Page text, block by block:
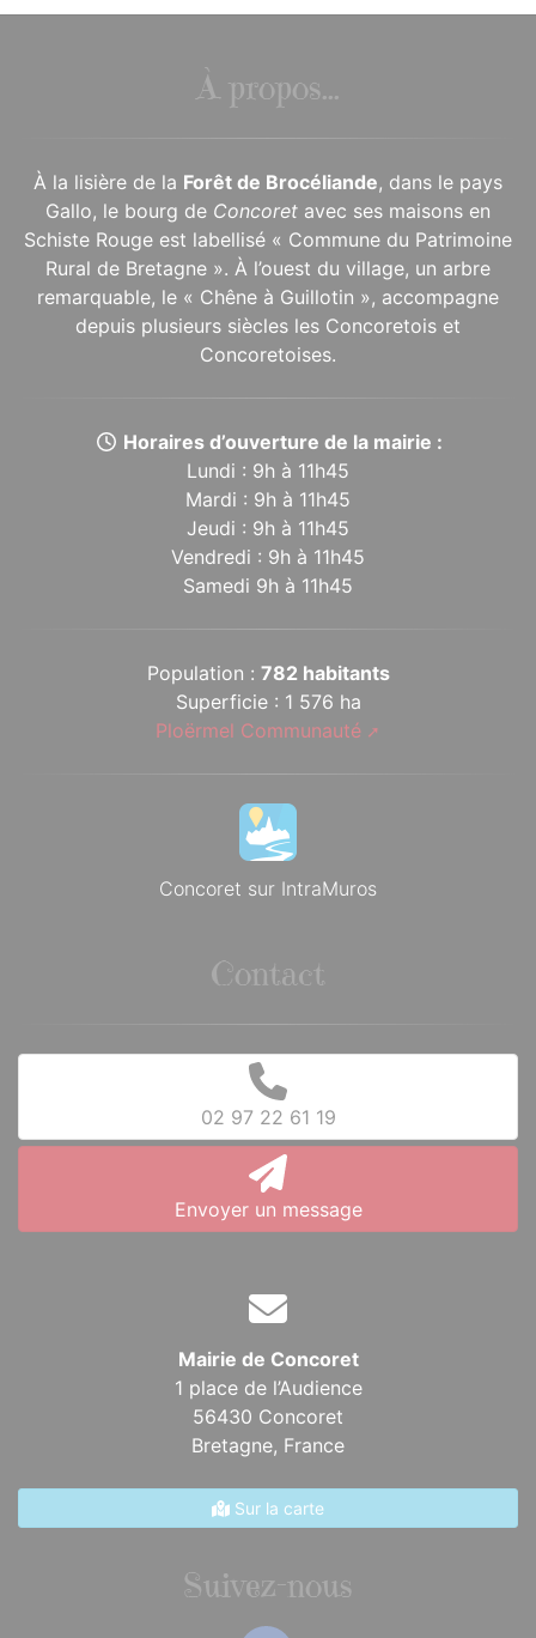
À propos...
À la lisière de la Forêt de Brocéliande, dans le pays
Gallo, le bourg de Concoret avec ses maisons en
Schiste Rouge est labellisé « Commune du Patrimoine
Rural de Bretagne ». À l’ouest du village, un arbre
remarquable, le « Chêne à Guillotin », accompagne
depuis plusieurs siècles les Concoretois et
Concoretoises.
Horaires d’ouverture de la mairie :
Lundi : 9h à 11h45
Mardi : 9h à 11h45
Jeudi : 9h à 11h45
Vendredi : 9h à 11h45
Samedi 9h à 11h45
Population : 782 habitants
Superficie : 1 576 ha
Ploërmel Communauté
Concoret sur IntraMuros
Contact
02 97 22 61 19
Envoyer un message
Mairie de Concoret
1 place de l’Audience
56430 Concoret
Bretagne, France
Sur la carte
Suivez-nous